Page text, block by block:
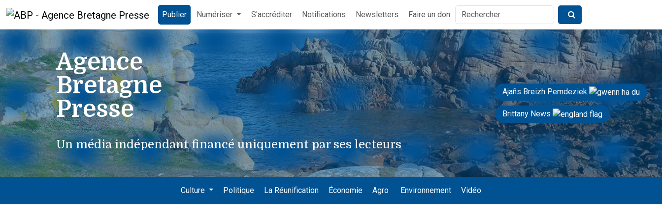
Publier Numériser S'accréditer Notifications Newsletters Faire un don
Ajañs Breizh Pemdeziek
Brittany News
Agence
Bretagne
Presse
Un média indépendant financé uniquement par ses lecteurs
Culture Politique La Réunification Économie Agro Environnement Vidéo